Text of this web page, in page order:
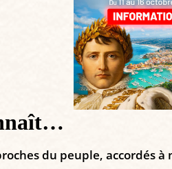
du peuple, accordés